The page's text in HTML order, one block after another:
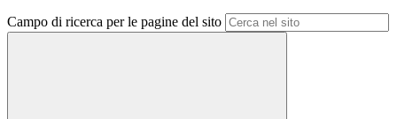
Campo di ricerca per le pagine del sito